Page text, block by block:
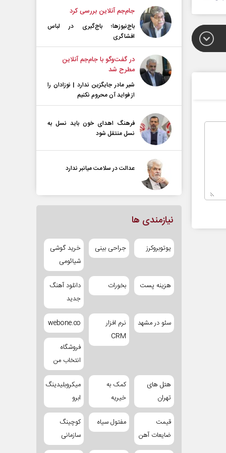
جام‌جم آنلاین بررسی کرد
باج‌نیوزها؛ باج‌گیری در لباس
افشاگری
در گفت‌و‌گو با جام‌جم آنلاین
مطرح شد
شیر مادر جایگزین ندارد | نوزادان را
از فواید آن محروم نکنیم
فرهنگ اهدای خون باید نسل به
نسل منتقل شود
عدالت در سلامت میانبر ندارد
نیازمندی ها
یوتوبروکرز جراحی بینی
خرید گوشی
شیائومی
هزینه پست بخورات
دانلود آهنگ
جدید
سئو در مشهد
نرم افزار
CRM
webone.co
فروشگاه
انتخاب من
هتل های
تهران
کمک به
خیریه
میکروبلیدینگ
ابرو
قیمت
ضایعات آهن
مفتول سیاه
کوچینگ
سازمانی